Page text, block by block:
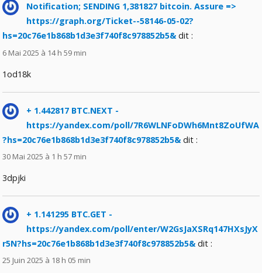
Notification; SENDING 1,381827 bitcoin. Assure =>
https://graph.org/Ticket--58146-05-02?
hs=20c76e1b868b1d3e3f740f8c978852b5& dit :
6 Mai 2025 à 14 h 59 min
1od18k
+ 1.442817 BTC.NEXT -
https://yandex.com/poll/7R6WLNFoDWh6Mnt8ZoUfWA
?hs=20c76e1b868b1d3e3f740f8c978852b5& dit :
30 Mai 2025 à 1 h 57 min
3dpjki
+ 1.141295 BTC.GET -
https://yandex.com/poll/enter/W2GsJaXSRq147HXsJyX
r5N?hs=20c76e1b868b1d3e3f740f8c978852b5& dit :
25 Juin 2025 à 18 h 05 min